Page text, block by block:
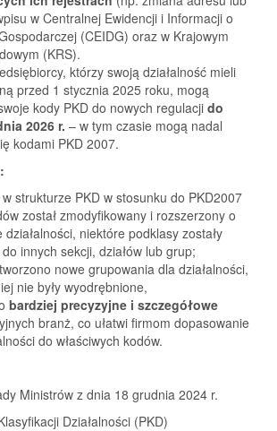
w Centralnej Ewidencji i Informacji o
(CEIDG) oraz w Krajowym
(KRS).
którzy swoją działalność mieli
przed 1 stycznia 2025 roku, mogą
kody PKD do nowych regulacji do
2026 r. – w tym czasie mogą nadal
kodami PKD 2007.
strukturze PKD w stosunku do PKD2007
został zmodyfikowany i rozszerzony o
działalności, niektóre podklasy zostały
innych sekcji, działów lub grup;
nowe grupowania dla działalności,
nie były wyodrębnione,
bardziej precyzyjne i szczegółowe
branż, co ułatwi firmom dopasowanie
do właściwych kodów.
Ministrów z dnia 18 grudnia 2024 r.
Działalności (PKD)